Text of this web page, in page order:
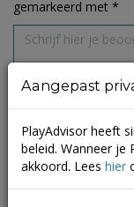
gemarkeerd met *
Aangepast
PlayAdvisor heeft
beleid. Wanneer je
akkoord. Lees hier